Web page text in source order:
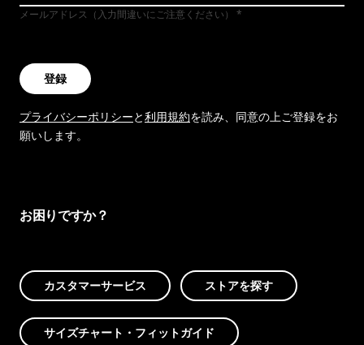
メールアドレス（入力間違いにご注意ください）
登録
プライバシーポリシーと利用規約を読み、同意の上ご登録をお
願いします。
お困りですか？
カスタマーサービス ストアを探す
サイズチャート・フィットガイド